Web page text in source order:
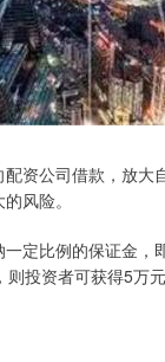
资公司借款，放
风险。
定比例的保证金，
投资者可获得5万元